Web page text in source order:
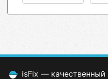
isFix — качественный